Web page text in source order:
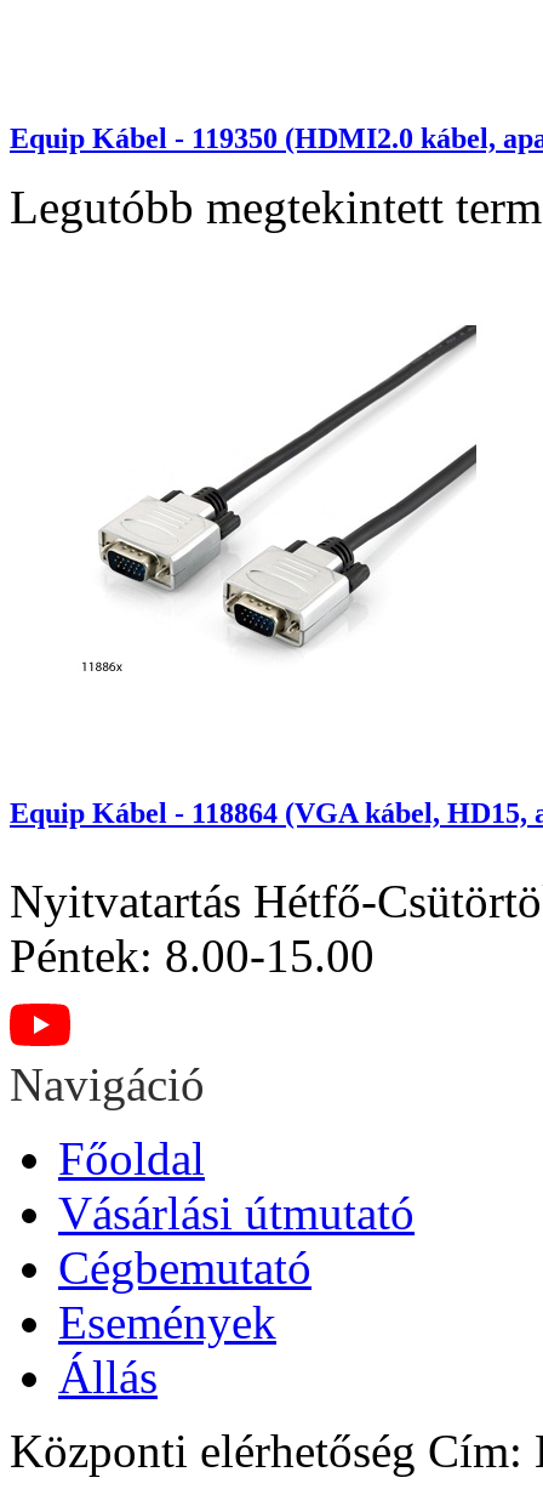
Equip Kábel - 119350 (HDMI2.0 kábel,
Legutóbb megtekintett
Equip Kábel - 118864 (VGA kábel, HD15,
Nyitvatartás Hétfő-
Péntek: 8.00-15.00
Navigáció
Főoldal
Vásárlási útmutató
Cégbemutató
Események
Állás
Központi elérhetőség Cím: